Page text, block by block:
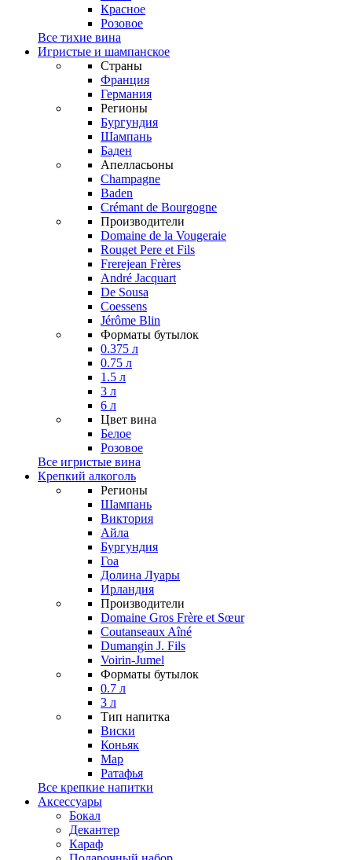
Красное
Розовое
Все тихие вина
Игристые и шампанское
Страны
Франция
Германия
Регионы
Бургундия
Шампань
Баден
Апелласьоны
Champagne
Baden
Crémant de Bourgogne
Производители
Domaine de la Vougeraie
Rouget Pere et Fils
Frerejean Frères
André Jacquart
De Sousa
Coessens
Jérôme Blin
Форматы бутылок
0.375 л
0.75 л
1.5 л
3 л
6 л
Цвет вина
Белое
Розовое
Все игристые вина
Крепкий алкоголь
Регионы
Шампань
Виктория
Айла
Бургундия
Гоа
Долина Луары
Ирландия
Производители
Domaine Gros Frère et Sœur
Coutanseaux Aîné
Dumangin J. Fils
Voirin-Jumel
Форматы бутылок
0.7 л
3 л
Тип напитка
Виски
Коньяк
Мар
Ратафья
Все крепкие напитки
Аксессуары
Бокал
Декантер
Караф